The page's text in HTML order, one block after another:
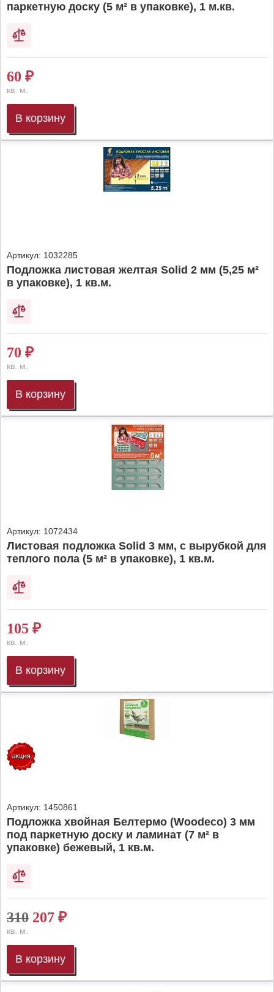
паркетную доску (5 м² в упаковке), 1 м.кв.
60 ₽
кв. м.
В корзину
Артикул: 1032285
Подложка листовая желтая Solid 2 мм (5,25 м²
в упаковке), 1 кв.м.
70 ₽
кв. м.
В корзину
Артикул: 1072434
Листовая подложка Solid 3 мм, с вырубкой для
теплого пола (5 м² в упаковке), 1 кв.м.
105 ₽
кв. м.
В корзину
Артикул: 1450861
Подложка хвойная Белтермо (Woodeco) 3 мм
под паркетную доску и ламинат (7 м² в
упаковке) бежевый, 1 кв.м.
310 207 ₽
кв. м.
В корзину